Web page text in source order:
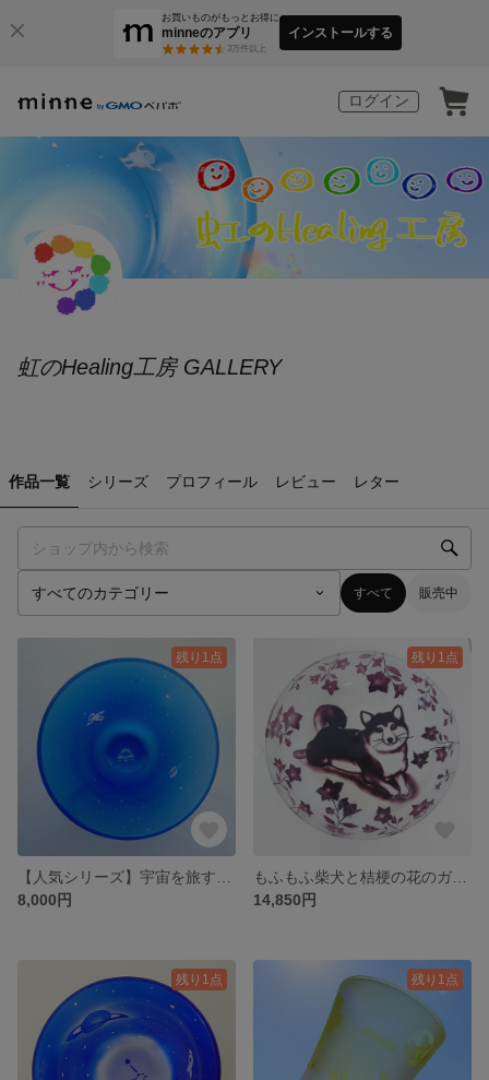
お買いものがもっとお得に
minneのアプリ
3万件以上
インストールする
ログイン
虹のHealing工房 GALLERY
作品一覧 シリーズ プロフィール レビュー レター
すべて 販売中
残り1点
8,000円
残り1点
14,850円
残り1点 残り1点